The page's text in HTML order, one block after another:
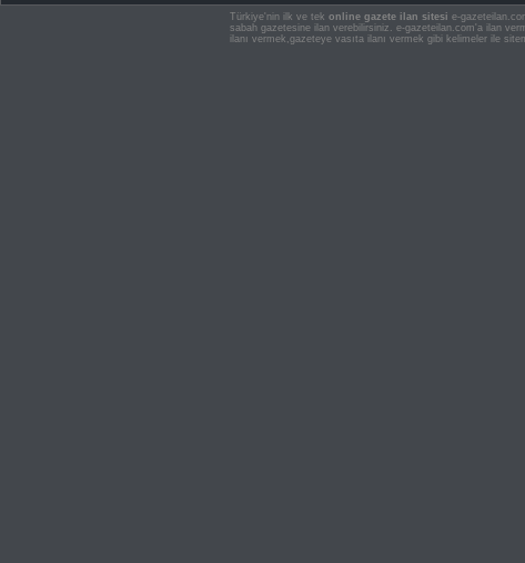
Türkiye'nin ilk ve tek online gazete ilan sitesi e-
sabah gazetesine ilan verebilirsiniz. e-gazeteilan.com'a ilan
ilanı vermek,gazeteye vasıta ilanı vermek gibi kelimeler ile